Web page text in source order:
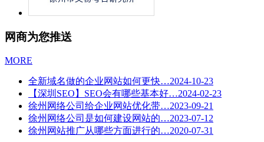
网商为您推送
MORE
全新域名做的企业网站如何更快…2024-10-23
【深圳SEO】SEO会有哪些基本好…2024-02-23
徐州网络公司给企业网站优化带…2023-09-21
徐州网络公司是如何建设网站的…2023-07-12
徐州网站推广从哪些方面进行的…2020-07-31